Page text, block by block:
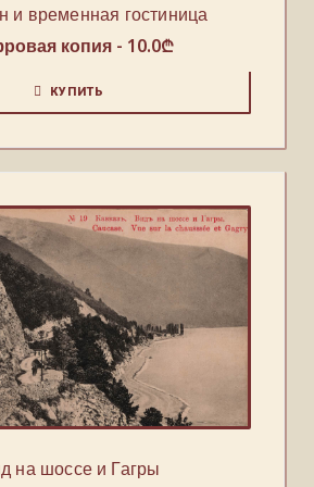
и временная гостиница
копия - 10.0₾
КУПИТЬ
на шоссе и Гагры